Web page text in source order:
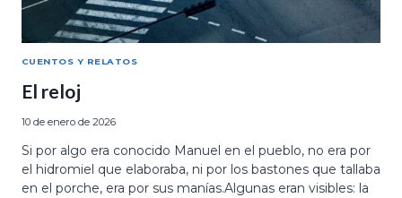
CUENTOS Y RELATOS
El reloj
10 de enero de 2026
Si por algo era conocido Manuel en el pueblo, no era por
el hidromiel que elaboraba, ni por los bastones que tallaba
en el porche, era por sus manías.Algunas eran visibles: la